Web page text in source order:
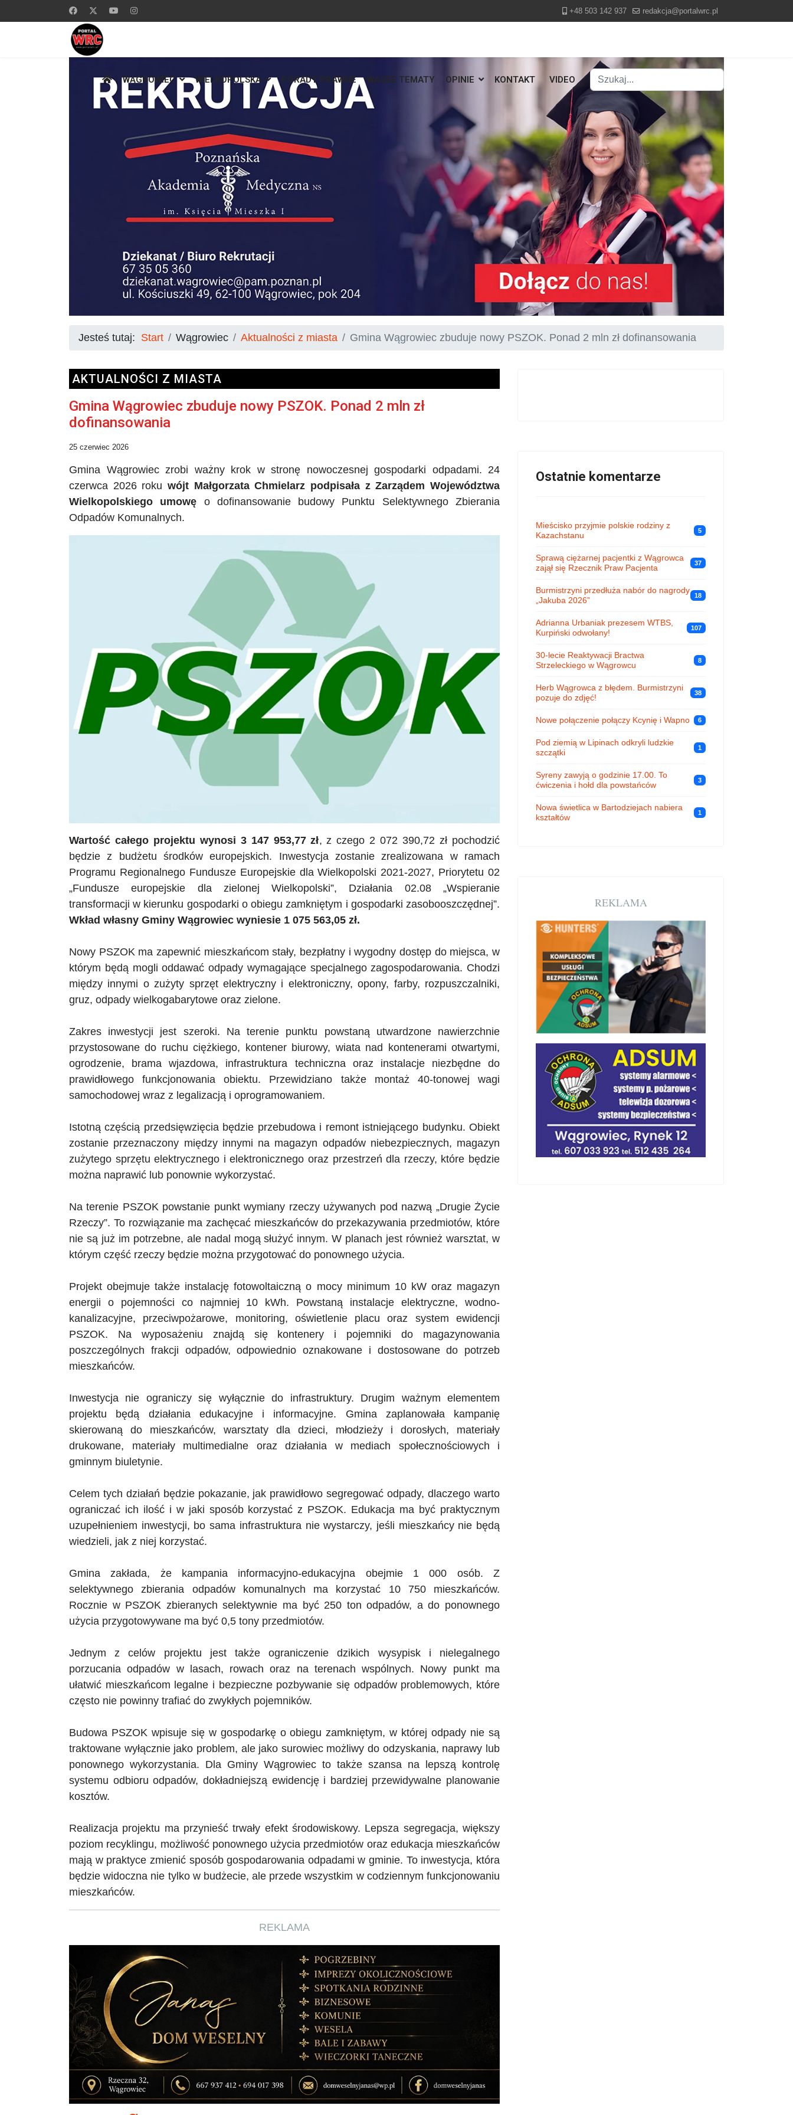
+48 503 142 937 redakcja@portalwrc.pl
WĄGROWIEC WIELKOPOLSKA PORADY PRAWNE WASZE TEMATY OPINIE KONTAKT VIDEO
Szukaj
Type 2 or more characters for results.
Jesteś tutaj: Start Wągrowiec Aktualności z miasta Gmina Wągrowiec zbuduje nowy PSZOK. Ponad 2 mln zł dofinansowania
AKTUALNOŚCI Z MIASTA
Gmina Wągrowiec zbuduje nowy PSZOK. Ponad 2 mln zł
dofinansowania
25 czerwiec 2026
Gmina Wągrowiec zrobi ważny krok w stronę nowoczesnej gospodarki odpadami. 24
czerwca 2026 roku wójt Małgorzata Chmielarz podpisała z Zarządem Województwa
Wielkopolskiego umowę o dofinansowanie budowy Punktu Selektywnego Zbierania
Odpadów Komunalnych.
Wartość całego projektu wynosi 3 147 953,77 zł, z czego 2 072 390,72 zł pochodzić
będzie z budżetu środków europejskich. Inwestycja zostanie zrealizowana w ramach
Programu Regionalnego Fundusze Europejskie dla Wielkopolski 2021-2027, Priorytetu 02
„Fundusze europejskie dla zielonej Wielkopolski”, Działania 02.08 „Wspieranie
transformacji w kierunku gospodarki o obiegu zamkniętym i gospodarki zasobooszczędnej”.
Wkład własny Gminy Wągrowiec wyniesie 1 075 563,05 zł.
Nowy PSZOK ma zapewnić mieszkańcom stały, bezpłatny i wygodny dostęp do miejsca, w
którym będą mogli oddawać odpady wymagające specjalnego zagospodarowania. Chodzi
między innymi o zużyty sprzęt elektryczny i elektroniczny, opony, farby, rozpuszczalniki,
gruz, odpady wielkogabarytowe oraz zielone.
Zakres inwestycji jest szeroki. Na terenie punktu powstaną utwardzone nawierzchnie
przystosowane do ruchu ciężkiego, kontener biurowy, wiata nad kontenerami otwartymi,
ogrodzenie, brama wjazdowa, infrastruktura techniczna oraz instalacje niezbędne do
prawidłowego funkcjonowania obiektu. Przewidziano także montaż 40-tonowej wagi
samochodowej wraz z legalizacją i oprogramowaniem.
Istotną częścią przedsięwzięcia będzie przebudowa i remont istniejącego budynku. Obiekt
zostanie przeznaczony między innymi na magazyn odpadów niebezpiecznych, magazyn
zużytego sprzętu elektrycznego i elektronicznego oraz przestrzeń dla rzeczy, które będzie
można naprawić lub ponownie wykorzystać.
Na terenie PSZOK powstanie punkt wymiany rzeczy używanych pod nazwą „Drugie Życie
Rzeczy”. To rozwiązanie ma zachęcać mieszkańców do przekazywania przedmiotów, które
nie są już im potrzebne, ale nadal mogą służyć innym. W planach jest również warsztat, w
którym część rzeczy będzie można przygotować do ponownego użycia.
Projekt obejmuje także instalację fotowoltaiczną o mocy minimum 10 kW oraz magazyn
energii o pojemności co najmniej 10 kWh. Powstaną instalacje elektryczne, wodno-
kanalizacyjne, przeciwpożarowe, monitoring, oświetlenie placu oraz system ewidencji
PSZOK. Na wyposażeniu znajdą się kontenery i pojemniki do magazynowania
poszczególnych frakcji odpadów, odpowiednio oznakowane i dostosowane do potrzeb
mieszkańców.
Inwestycja nie ograniczy się wyłącznie do infrastruktury. Drugim ważnym elementem
projektu będą działania edukacyjne i informacyjne. Gmina zaplanowała kampanię
skierowaną do mieszkańców, warsztaty dla dzieci, młodzieży i dorosłych, materiały
drukowane, materiały multimedialne oraz działania w mediach społecznościowych i
gminnym biuletynie.
Celem tych działań będzie pokazanie, jak prawidłowo segregować odpady, dlaczego warto
ograniczać ich ilość i w jaki sposób korzystać z PSZOK. Edukacja ma być praktycznym
uzupełnieniem inwestycji, bo sama infrastruktura nie wystarczy, jeśli mieszkańcy nie będą
wiedzieli, jak z niej korzystać.
Gmina zakłada, że kampania informacyjno-edukacyjna obejmie 1 000 osób. Z
selektywnego zbierania odpadów komunalnych ma korzystać 10 750 mieszkańców.
Rocznie w PSZOK zbieranych selektywnie ma być 250 ton odpadów, a do ponownego
użycia przygotowywane ma być 0,5 tony przedmiotów.
Jednym z celów projektu jest także ograniczenie dzikich wysypisk i nielegalnego
porzucania odpadów w lasach, rowach oraz na terenach wspólnych. Nowy punkt ma
ułatwić mieszkańcom legalne i bezpieczne pozbywanie się odpadów problemowych, które
często nie powinny trafiać do zwykłych pojemników.
Budowa PSZOK wpisuje się w gospodarkę o obiegu zamkniętym, w której odpady nie są
traktowane wyłącznie jako problem, ale jako surowiec możliwy do odzyskania, naprawy lub
ponownego wykorzystania. Dla Gminy Wągrowiec to także szansa na lepszą kontrolę
systemu odbioru odpadów, dokładniejszą ewidencję i bardziej przewidywalne planowanie
kosztów.
Realizacja projektu ma przynieść trwały efekt środowiskowy. Lepsza segregacja, większy
poziom recyklingu, możliwość ponownego użycia przedmiotów oraz edukacja mieszkańców
mają w praktyce zmienić sposób gospodarowania odpadami w gminie. To inwestycja, która
będzie widoczna nie tylko w budżecie, ale przede wszystkim w codziennym funkcjonowaniu
mieszkańców.
REKLAMA
Ostatnie komentarze
Mieścisko przyjmie polskie rodziny z
Kazachstanu
5
Sprawą ciężarnej pacjentki z Wągrowca
zajął się Rzecznik Praw Pacjenta
37
Burmistrzyni przedłuża nabór do nagrody
„Jakuba 2026”
18
Adrianna Urbaniak prezesem WTBS,
Kurpiński odwołany!
107
30-lecie Reaktywacji Bractwa
Strzeleckiego w Wągrowcu
8
Herb Wągrowca z błędem. Burmistrzyni
pozuje do zdjęć!
38
Nowe połączenie połączy Kcynię i Wapno 6
Pod ziemią w Lipinach odkryli ludzkie
szczątki
1
Syreny zawyją o godzinie 17.00. To
ćwiczenia i hołd dla powstańców
3
Nowa świetlica w Bartodziejach nabiera
kształtów
1
REKLAMA